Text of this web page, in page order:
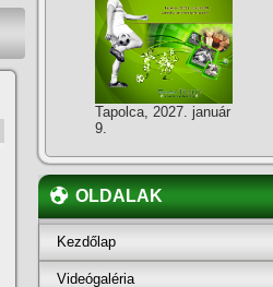
Tapolca, 2027. január
9.
OLDALAK
Kezdőlap
Videógaléria